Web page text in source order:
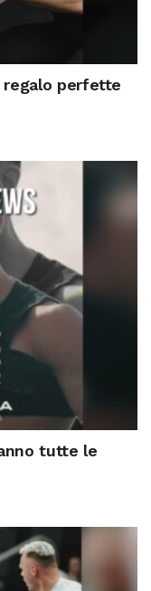
regalo perfette
tutte le